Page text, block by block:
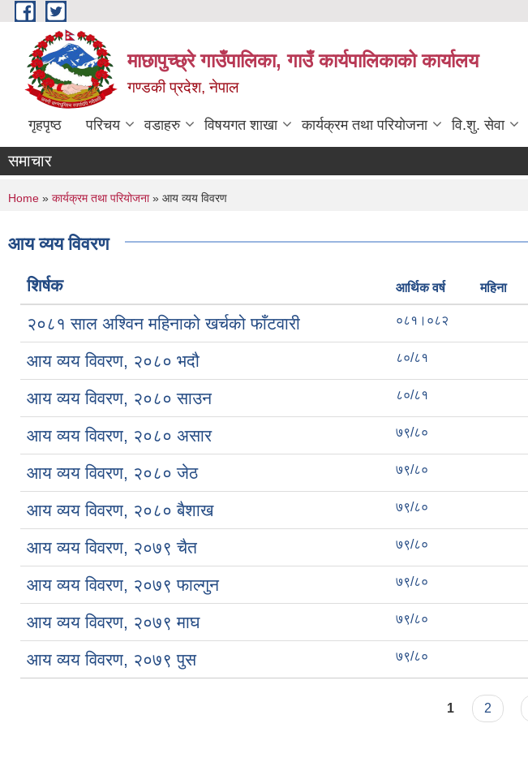
Skip to main content
माछापुच्छ्रे गाउँपालिका, गाउँ कार्यपालिकाको कार्यालय
गण्डकी प्रदेश, नेपाल
गृहपृष्ठ परिचय वडाहरु विषयगत शाखा कार्यक्रम तथा परियोजना वि.शु. सेवा
समाचार
You are here
Home » कार्यक्रम तथा परियोजना» आय व्यय विवरण
आय व्यय विवरण
शिर्षक आर्थिक वर्ष महिना
२०८१ साल अश्विन महिनाको खर्चको फाँटवारी ०८१।०८२
आय व्यय विवरण, २०८० भदौ ८०/८१
आय व्यय विवरण, २०८० साउन ८०/८१
आय व्यय विवरण, २०८० असार ७९/८०
आय व्यय विवरण, २०८० जेठ ७९/८०
आय व्यय विवरण, २०८० बैशाख ७९/८०
आय व्यय विवरण, २०७९ चैत ७९/८०
आय व्यय विवरण, २०७९ फाल्गुन ७९/८०
आय व्यय विवरण, २०७९ माघ ७९/८०
आय व्यय विवरण, २०७९ पुस ७९/८०
1 2